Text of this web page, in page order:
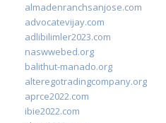
almadenranchsanjose.com
advocatevijay.com
adlibilimler2023.com
naswwebed.org
balithut-manado.org
alteregotradingcompany.org
aprce2022.com
ibie2022.com